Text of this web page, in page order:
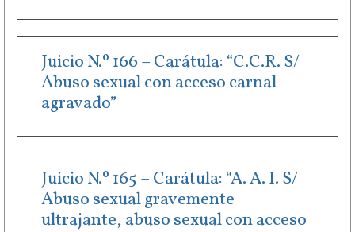
Juicio N.º 166 – Carátula: “C.C.R. S/
Abuso sexual con acceso carnal
agravado”
Juicio N.º 165 – Carátula: “A. A. I. S/
Abuso sexual gravemente
ultrajante, abuso sexual con acceso